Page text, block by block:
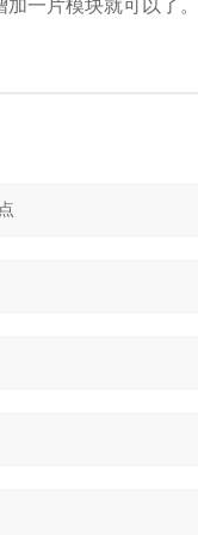
加一片模块就可以了